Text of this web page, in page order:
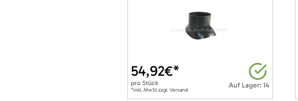
Auf Lager: 14
54,92€*
pro Stück
*inkl. MwSt zzgl. Versand